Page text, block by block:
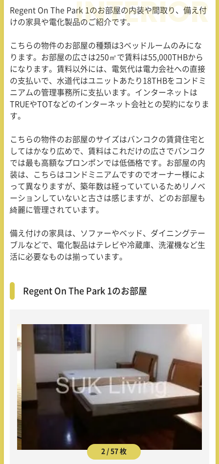
Regent On The Park 1 のお部屋の内装や間取り、備え付
けの家具や電化製品のご紹介です。
こちらの物件のお部屋の種類は3ベッドルームのみにな
ります。お部屋の広さは250㎡で賃料は55,000THBから
になります。賃料以外には、電気代は電力会社への直接
の支払いで、水道代はユニットあたり 18THBをコンドミ
ニアムの管理事務所に支払います。インターネットは
TRUEやTOTなどのインターネット会社との契約になりま
す。
こちらの物件のお部屋のサイズはバンコクの賃貸住宅と
してはかなり広めで、賃料はこれだけの広さでバンコク
では最も高額なプロンポンでは低価格です。お部屋の内
装は、こちらはコンドミニアムですのでオーナー様によ
って異なりますが、築年数は経っていているためリノベ
ーションしていないと古さは感じますが、どのお部屋も
綺麗に管理されています。
備え付けの家具は、ソファーやベッド、ダイニングテー
ブルなどで、電化製品はテレビや冷蔵庫、洗濯機など生
活に必要なものは揃っています。
Regent On The Park 1のお部屋
2 / 57 枚